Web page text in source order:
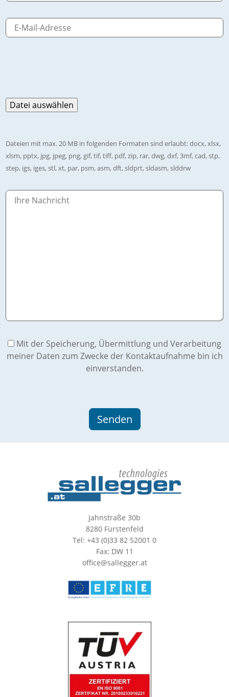
Dateien mit max. 20 MB in folgenden Formaten sind erlaubt: docx, xlsx,
xlsm, pptx, jpg, jpeg, png, gif, tif, tiff, pdf, zip, rar, dwg, dxf, 3mf, cad, stp,
step, igs, iges, stl, xt, par, psm, asm, dft, sldprt, sldasm, slddrw
Mit der Speicherung, Übermittlung und Verarbeitung
meiner Daten zum Zwecke der Kontaktaufnahme bin ich
einverstanden.
Jahnstraße 30b
8280 Fürstenfeld
Tel: +43 (0)33 82 52001 0
Fax: DW 11
office@sallegger.at